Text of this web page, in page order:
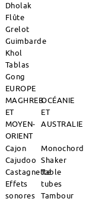
Dholak
Flûte
Grelot
Guimbarde
Khol
Tablas
Gong
EUROPE
MAGHREB
ET
MOYEN-
ORIENT
OCÉANIE
ET
AUSTRALIE
Cajon
Cajudoo
Castagnette
Effets
sonores
Monochord
Shaker
Table
tubes
Tambour